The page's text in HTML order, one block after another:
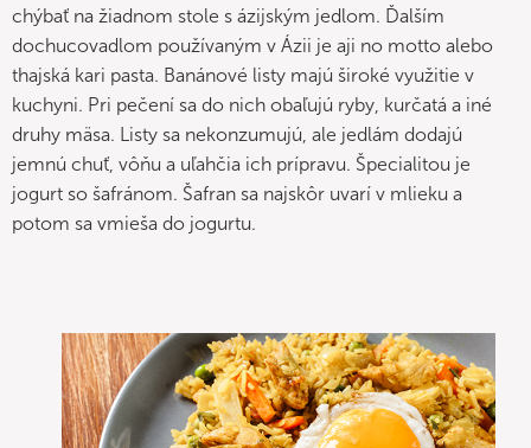
chýbať na žiadnom stole s ázijským jedlom. Ďalším
dochucovadlom používaným v Ázii je aji no motto alebo
thajská kari pasta. Banánové listy majú široké využitie v
kuchyni. Pri pečení sa do nich obaľujú ryby, kurčatá a iné
druhy mäsa. Listy sa nekonzumujú, ale jedlám dodajú
jemnú chuť, vôňu a uľahčia ich prípravu. Špecialitou je
jogurt so šafránom. Šafran sa najskôr uvarí v mlieku a
potom sa vmieša do jogurtu.